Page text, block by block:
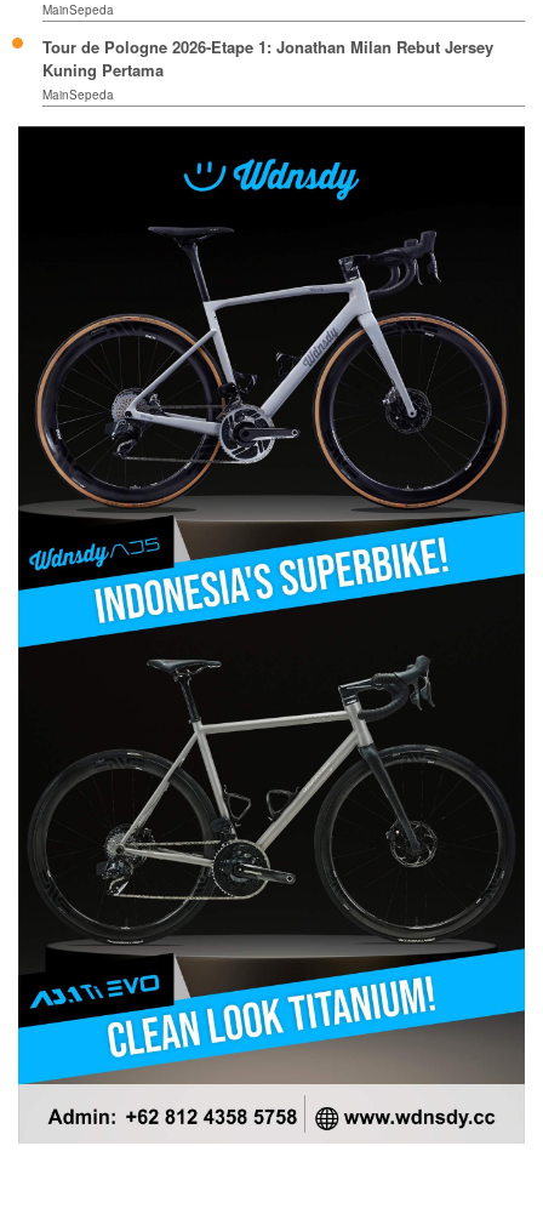
MainSepeda
Tour de Pologne 2026-Etape 1: Jonathan Milan Rebut Jersey
Kuning Pertama
MainSepeda